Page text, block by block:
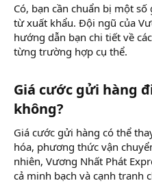
Có, bạn cần chuẩn bị một
từ xuất khẩu. Đội ngũ của
hướng dẫn bạn chi tiết về
từng trường hợp cụ thể.
Giá cước gửi hàng
không?​
Giá cước gửi hàng có thể
hóa, phương thức vận
nhiên, Vương Nhất Phát
cả minh bạch và cạnh tranh